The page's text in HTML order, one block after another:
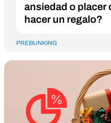
ansiedad o placer
hacer un regalo?
PREBUNKING